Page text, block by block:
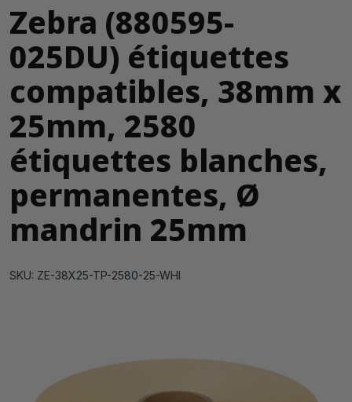
Zebra (880595-
025DU) étiquettes
compatibles, 38mm x
25mm, 2580
étiquettes blanches,
permanentes, Ø
mandrin 25mm
SKU: ZE-38X25-TP-2580-25-WHI